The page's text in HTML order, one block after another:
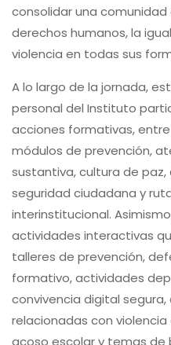
consolidar una
derechos humanos, la
violencia en todas sus
A lo largo de la jornada,
personal del Instituto
acciones formativas,
módulos de prevención,
sustantiva, cultura de
seguridad ciudadana y
interinstitucional.
actividades interactivas
talleres de prevención,
formativo, actividades
convivencia digital
relacionadas con
acoso escolar y temas de